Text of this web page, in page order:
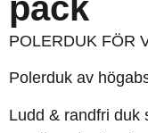
pack
POLERDUK FÖR
Polerduk av
Ludd & randfri duk